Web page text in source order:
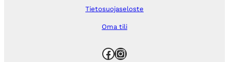
Tietosuojaseloste
Oma tili
Facebook Instagram